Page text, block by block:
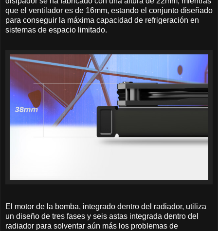
que el ventilador es de 16mm, estando el conjunto diseñado
para conseguir la máxima capacidad de refrigeración en
sistemas de espacio limitado.
El motor de la bomba, integrado dentro del radiador, utiliza
un diseño de tres fases y seis astas integrada dentro del
radiador para solventar aún más los problemas de